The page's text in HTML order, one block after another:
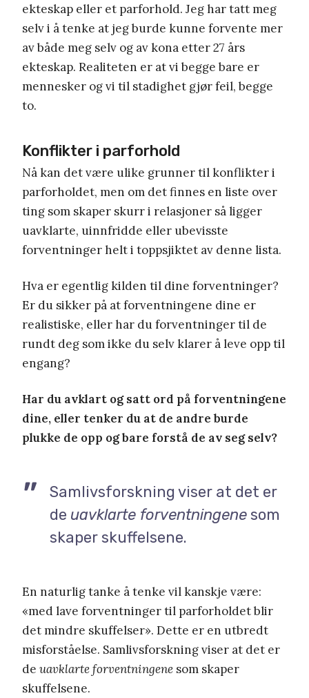
ekteskap eller et parforhold. Jeg har tatt meg
selv i å tenke at jeg burde kunne forvente mer
av både meg selv og av kona etter 27 års
ekteskap. Realiteten er at vi begge bare er
mennesker og vi til stadighet gjør feil, begge
to.
Konflikter i parforhold
Nå kan det være ulike grunner til konflikter i
parforholdet, men om det finnes en liste over
ting som skaper skurr i relasjoner så ligger
uavklarte, uinnfridde eller ubevisste
forventninger helt i toppsjiktet av denne lista.
Hva er egentlig kilden til dine forventninger?
Er du sikker på at forventningene dine er
realistiske, eller har du forventninger til de
rundt deg som ikke du selv klarer å leve opp til
engang?
Har du avklart og satt ord på forventningene
dine, eller tenker du at de andre burde
plukke de opp og bare forstå de av seg selv?
Samlivsforskning viser at det er
de uavklarte forventningenesom
skaper skuffelsene.
En naturlig tanke å tenke vil kanskje være:
«med lave forventninger til parforholdet blir
det mindre skuffelser». Dette er en utbredt
misforståelse. Samlivsforskning viser at det er
de uavklarte forventningene som skaper
skuffelsene.